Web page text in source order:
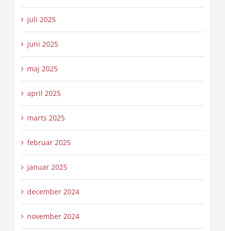
juli 2025
juni 2025
maj 2025
april 2025
marts 2025
februar 2025
januar 2025
december 2024
november 2024